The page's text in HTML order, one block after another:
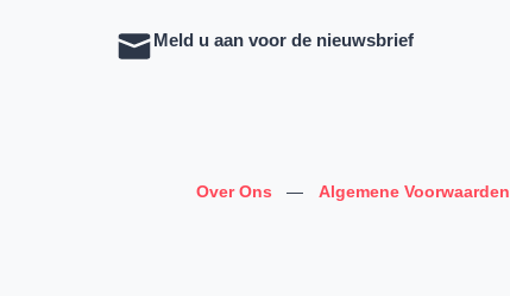
Meld u aan voor de nieuwsbrief
Over Ons — Algemene Voorwaarden